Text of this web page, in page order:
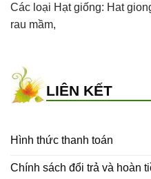
Các loại Hạt giống: Hat
rau mầm,
LIÊN KẾT
Hình thức thanh toán
Chính sách đổi trả và hoàn